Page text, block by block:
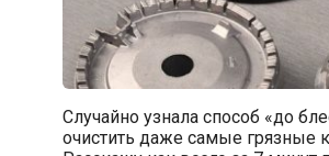
Случайно узнала способ «до
очистить даже самые грязные